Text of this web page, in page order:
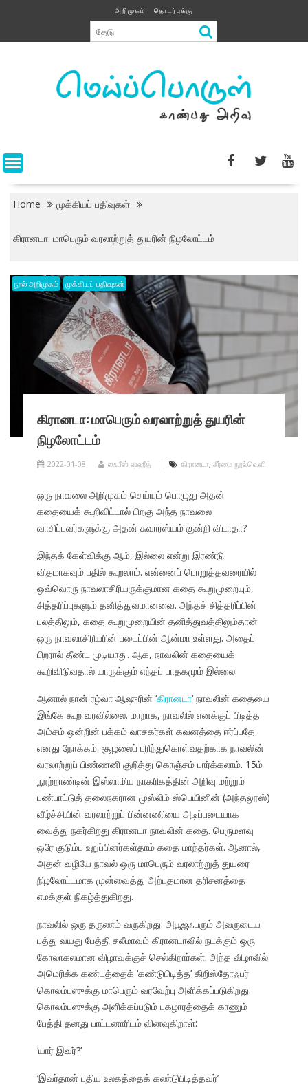
content
அறிமுகம் தொடர்புக்கு
Home முக்கியப் பதிவுகள்
கிரானடா: மாபெரும் வரலாற்றுத் துயரின் நிழலோட்டம்
நூல் அறிமுகம் முக்கியப் பதிவுகள்
கிரானடா: மாபெரும் வரலாற்றுத் துயரின்
நிழலோட்டம்
2022-01-08 லஃபீஸ் ஷஹீத் கிரானடா, சீர்மை நூல்வெளி
ஒரு நாவலை அறிமுகம் செய்யும் பொழுது அதன்
கதையைக் கூறிவிட்டால் பிறகு அந்த நாவலை
வாசிப்பவர்களுக்கு அதன் சுவாரஸ்யம் குன்றி விடாதா?
இந்தக் கேள்விக்கு ஆம், இல்லை என்று இரண்டு
விதமாகவும் பதில் கூறலாம். என்னைப் பொறுத்தவரையில்
ஒவ்வொரு நாவலாசிரியருக்குமான கதை கூறுமுறையும்,
சித்தரிப்புகளும் தனித்துவமானவை. அந்தச் சித்தரிப்பின்
பலத்திலும், கதை கூறுமுறையின் தனித்துவத்திலும்தான்
ஒரு நாவலாசிரியரின் படைப்பின் ஆன்மா உள்ளது. அதைப்
பிறரால் தீண்ட முடியாது. ஆக, நாவலின் கதையைக்
கூறிவிடுவதால் யாருக்கும் எந்தப் பாதகமும் இல்லை.
ஆனால் நான் ரழ்வா ஆஷுரின் ‘கிரானடா‘ நாவலின் கதையை
இங்கே கூற வரவில்லை. மாறாக, நாவலில் எனக்குப் பிடித்த
அம்சம் ஒன்றின் பக்கம் வாசகர்கள் கவனத்தை ஈர்ப்பதே
எனது நோக்கம். சூழலைப் புரிந்துகொள்வதற்காக நாவலின்
வரலாற்றுப் பிண்ணனி குறித்து கொஞ்சம் பார்க்கலாம். 15ம்
நூற்றாண்டின் இஸ்லாமிய நாகரிகத்தின் அறிவு மற்றும்
பண்பாட்டுத் தலைநகரான முஸ்லிம் ஸ்பெயினின் (அந்தலூஸ்)
வீழ்ச்சியின் வரலாற்றுப் பின்னணியை அடிப்படையாக
வைத்து நகர்கிறது கிரானடா நாவலின் கதை. பெருமளவு
ஒரே குடும்ப உறுப்பினர்கள்தாம் கதை மாந்தர்கள். ஆனால்,
அதன் வழியே நாவல் ஒரு மாபெரும் வரலாற்றுத் துயரை
நிழலோட்டமாக முன்வைத்து அற்புதமான தரிசனத்தை
எமக்குள் நிகழ்த்துகிறது.
நாவலில் ஒரு தருணம் வருகிறது: அபூஜஃபரும் அவருடைய
பத்து வயது பேத்தி சலீமாவும் கிரானடாவில் நடக்கும் ஒரு
கோலாகலமான விழாவுக்குச் செல்கிறார்கள். அந்த விழாவில்
அமெரிக்க கண்டத்தைக் ‘கண்டுபிடித்த’ கிறிஸ்தோஃபர்
கொலம்பஸுக்கு மாபெரும் வரவேற்பு அளிக்கப்படுகிறது.
கொலம்பஸுக்கு அளிக்கப்படும் புகழாரத்தைக் காணும்
பேத்தி தனது பாட்டனாரிடம் வினவுகிறாள்:
‘யார் இவர்?’
‘இவர்தான் புதிய உலகத்தைக் கண்டுபிடித்தவர்’